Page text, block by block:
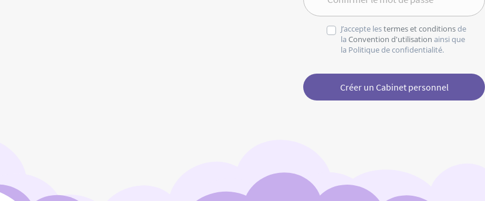
J’accepte lestermes et conditionsde
la Convention d'utilisation ainsi que
la Politique de confidentialité.
Créer un Cabinet personnel